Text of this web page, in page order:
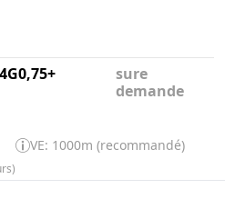
sure
demande
VE: 1000m (recommandé)